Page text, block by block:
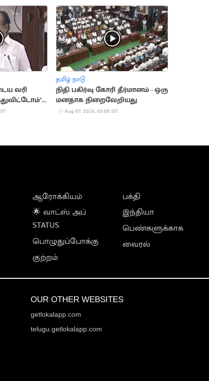
வரி
தமிழ் நாடு
நிதி பகிர்வு கோரி தீர்மானம் - ஒரு
மனதாக நிறைவேறியது
Aug 07, 2026, 05:08 IST
ஆரோக்கியம்
🌟 வாட்ஸ் அப்
STATUS
பொழுதுப்போக்கு
குற்றம்
பக்தி
இந்தியா
பெண்களுக்காக
வைரல்
OUR OTHER WEBSITES
getlokalapp.com
telugu.getlokalapp.com